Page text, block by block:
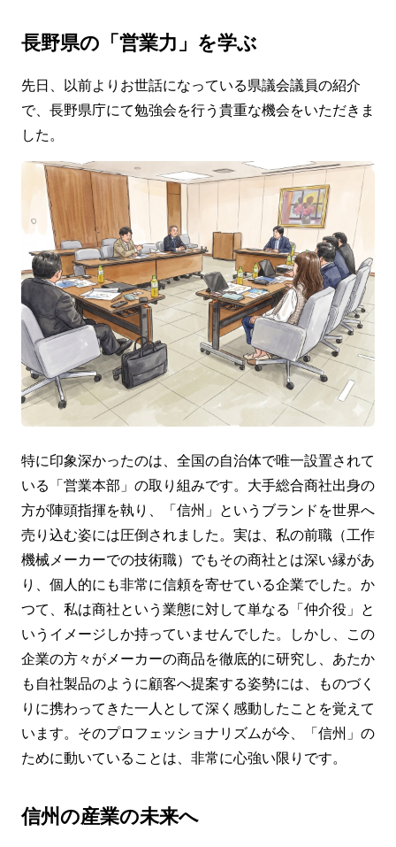
長野県の「営業力」を学ぶ
先日、以前よりお世話になっている県議会議員の紹介
で、長野県庁にて勉強会を行う貴重な機会をいただきま
した。
特に印象深かったのは、全国の自治体で唯一設置されて
いる「営業本部」の取り組みです。大手総合商社出身の
方が陣頭指揮を執り、「信州」というブランドを世界へ
売り込む姿には圧倒されました。実は、私の前職（工作
機械メーカーでの技術職）でもその商社とは深い縁があ
り、個人的にも非常に信頼を寄せている企業でした。か
つて、私は商社という業態に対して単なる「仲介役」と
いうイメージしか持っていませんでした。しかし、この
企業の方々がメーカーの商品を徹底的に研究し、あたか
も自社製品のように顧客へ提案する姿勢には、ものづく
りに携わってきた一人として深く感動したことを覚えて
います。そのプロフェッショナリズムが今、「信州」の
ために動いていることは、非常に心強い限りです。
信州の産業の未来へ